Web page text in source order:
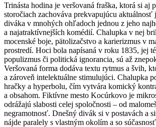
Trinásta hodina je veršovaná fraška, ktorá si aj
storočiach zachováva prekvapujúcu aktuálnosť
diváka v mnohých ohľadoch jednou z jeho
a najatraktívnejších komédií. Chalupka v nej
mocenské boje, pätolizačstvo a karierizmus v
prostredí. Hoci bola napísaná v roku 1835, jej
populizmus či politická ignorancia, sú až
Veršovaná forma dodáva textu rytmus a švih,
a zároveň intelektuálne stimulujúci. Chalupka
hračky a hyperbolu, čím vytvára komický
a obsahom. Fiktívne mesto Kocúrkovo je
odrážajú slabosti celej spoločnosti – od
negramotnosť. Dnešný divák si v postavách a
nájde paralely s vlastným okolím a so